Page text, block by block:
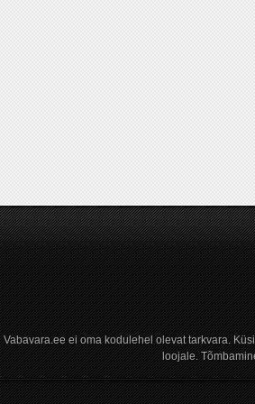
Vabavara.ee ei oma kodulehel olevat tarkvara.
loojale.